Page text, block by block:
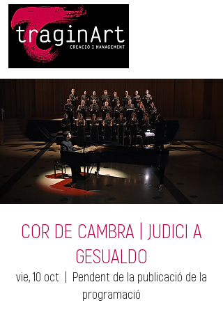
COR DE CAMBRA | JUDICI A
GESUALDO
vie, 10 oct
  |
Pendent de la publicació de la
programació